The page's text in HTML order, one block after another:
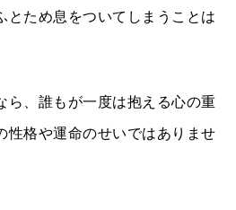
ため息をついてしまうことは
ら、誰もが一度は抱える心の重
性格や運命のせいではありませ